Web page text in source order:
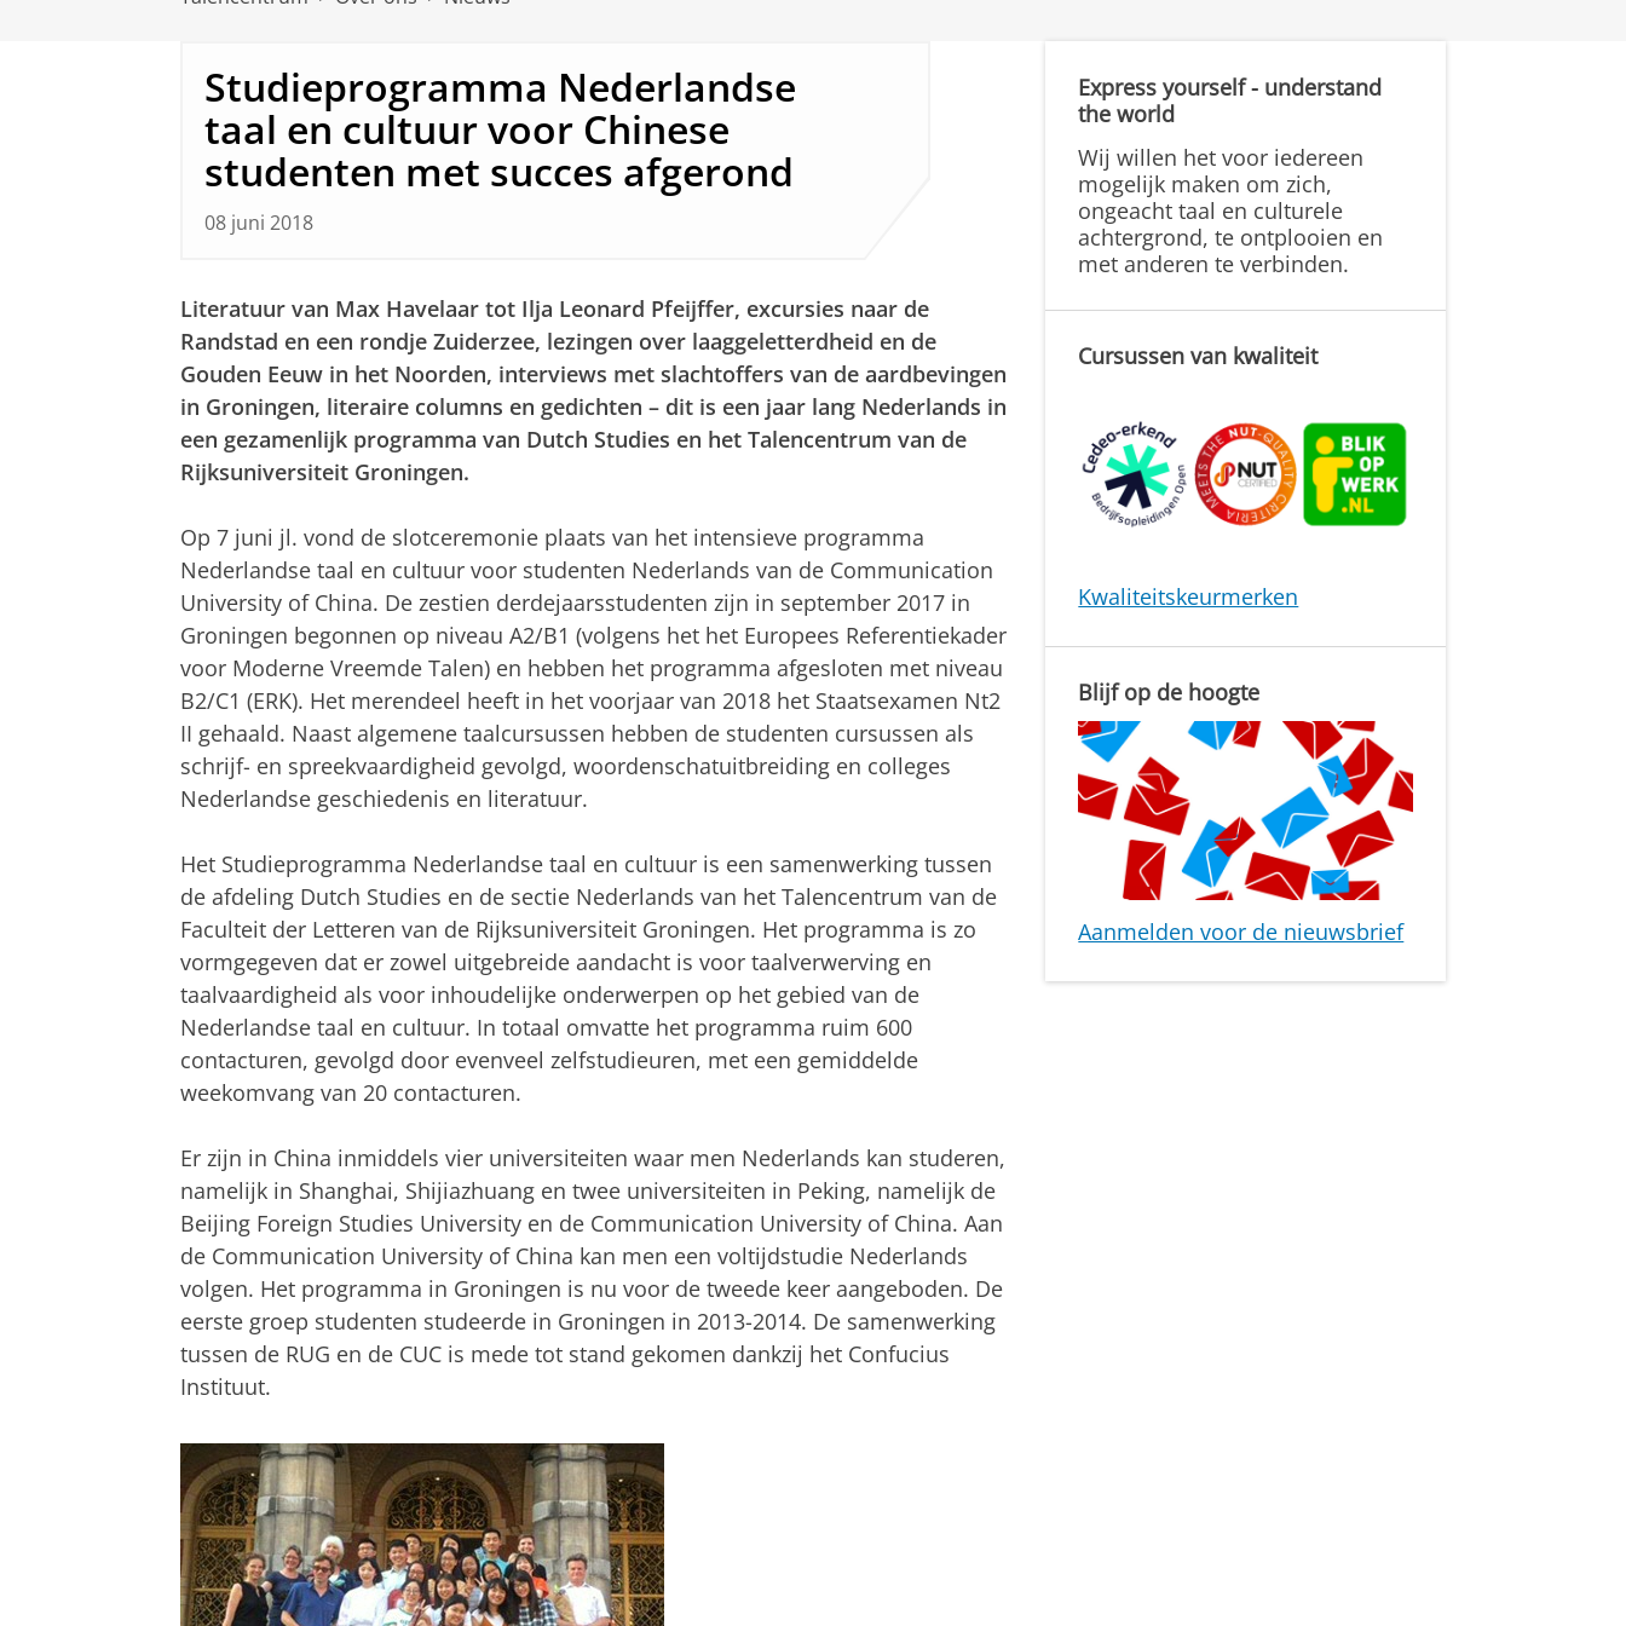
Studieprogramma Nederlandse
taal en cultuur voor Chinese
studenten met succes afgerond
08 juni 2018
Literatuur van Max Havelaar tot Ilja Leonard Pfeijffer, excursies naar de
Randstad en een rondje Zuiderzee, lezingen over laaggeletterdheid en de
Gouden Eeuw in het Noorden, interviews met slachtoffers van de aardbevingen
in Groningen, literaire columns en gedichten – dit is een jaar lang Nederlands in
een gezamenlijk programma van Dutch Studies en het Talencentrum van de
Rijksuniversiteit Groningen.
Op 7 juni jl. vond de slotceremonie plaats van het intensieve programma
Nederlandse taal en cultuur voor studenten Nederlands van de Communication
University of China. De zestien derdejaarsstudenten zijn in september 2017 in
Groningen begonnen op niveau A2/B1 (volgens het het Europees Referentiekader
voor Moderne Vreemde Talen) en hebben het programma afgesloten met niveau
B2/C1 (ERK). Het merendeel heeft in het voorjaar van 2018 het Staatsexamen Nt2
II gehaald. Naast algemene taalcursussen hebben de studenten cursussen als
schrijf- en spreekvaardigheid gevolgd, woordenschatuitbreiding en colleges
Nederlandse geschiedenis en literatuur.
Het Studieprogramma Nederlandse taal en cultuur is een samenwerking tussen
de afdeling Dutch Studies en de sectie Nederlands van het Talencentrum van de
Faculteit der Letteren van de Rijksuniversiteit Groningen. Het programma is zo
vormgegeven dat er zowel uitgebreide aandacht is voor taalverwerving en
taalvaardigheid als voor inhoudelijke onderwerpen op het gebied van de
Nederlandse taal en cultuur. In totaal omvatte het programma ruim 600
contacturen, gevolgd door evenveel zelfstudieuren, met een gemiddelde
weekomvang van 20 contacturen.
Er zijn in China inmiddels vier universiteiten waar men Nederlands kan studeren,
namelijk in Shanghai, Shijiazhuang en twee universiteiten in Peking, namelijk de
Beijing Foreign Studies University en de Communication University of China. Aan
de Communication University of China kan men een voltijdstudie Nederlands
volgen. Het programma in Groningen is nu voor de tweede keer aangeboden. De
eerste groep studenten studeerde in Groningen in 2013-2014. De samenwerking
tussen de RUG en de CUC is mede tot stand gekomen dankzij het Confucius
Instituut.
Express yourself - understand
the world
Wij willen het voor iedereen
mogelijk maken om zich,
ongeacht taal en culturele
achtergrond, te ontplooien en
met anderen te verbinden.
Cursussen van kwaliteit
Kwaliteitskeurmerken
Blijf op de hoogte
Aanmelden voor de nieuwsbrief